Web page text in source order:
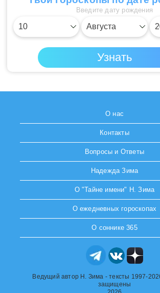
Введите дату рождения
О нас
Контакты
Вопросы и Ответы
Надежда Зима
О "Тайне имени" Н. Зима
О ежедневных гороскопах
О соннике 365
Ведущий автор Н. Зима - тексты 1997-
защищены